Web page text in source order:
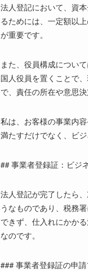
法人登記において、資
るためには、一定額以
が重要です。
また、役員構成につい
国人役員を置くことで
で、責任の所在や意思
私は、お客様の事業内
満たすだけでなく、ビ
## 事業者登録証：ビジ
法人登記が完了したら
うなものであり、税務
できず、仕入れにかか
なのです。
### 事業者登録証の申